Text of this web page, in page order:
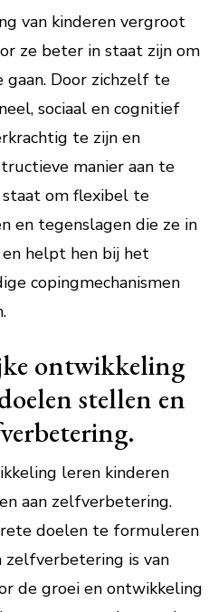
van kinderen vergroot
ze beter in staat zijn om
Door zichzelf te
sociaal en cognitief
te zijn en
manier aan te
om flexibel te
en tegenslagen die ze in
helpt hen bij het
copingmechanismen
ontwikkeling
stellen en
leren kinderen
aan zelfverbetering.
doelen te formuleren
zelfverbetering is van
de groei en ontwikkeling